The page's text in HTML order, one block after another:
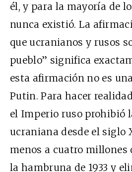
él, y para la mayoría de
nunca existió. La
que ucranianos y rusos
pueblo” significa
esta afirmación no es
Putin. Para hacer
el Imperio ruso prohibió
ucraniana desde el siglo
menos a cuatro millones
la hambruna de 1933 y